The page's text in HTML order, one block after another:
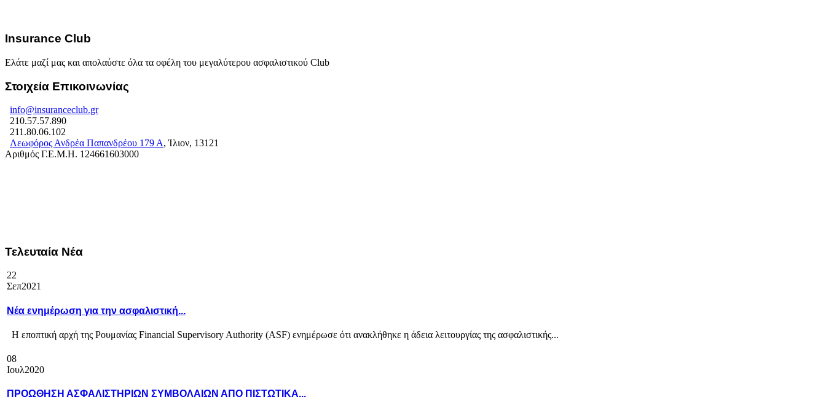
Insurance Club
Ελάτε μαζί μας και απολαύστε όλα τα οφέλη του μεγαλύτερου ασφαλιστικού Club
Στοιχεία Επικοινωνίας
info@insuranceclub.gr
210.57.57.890
211.80.06.102
Λεωφόρος Ανδρέα Παπανδρέου 179 Α, Ίλιον, 13121
Αριθμός Γ.Ε.Μ.Η. 124661603000
Τελευταία Νέα
22
Σεπ2021
Νέα ενημέρωση για την ασφαλιστική...
Η εποπτική αρχή της Ρουμανίας Financial Supervisory Authority (ASF) ενημέρωσε ότι ανακλήθηκε η άδεια λειτουργίας της ασφαλιστικής...
08
Ιουλ2020
ΠΡΟΩΘΗΣΗ ΑΣΦΑΛΙΣΤΗΡΙΩΝ ΣΥΜΒΟΛΑΙΩΝ ΑΠΟ ΠΙΣΤΩΤΙΚΑ...